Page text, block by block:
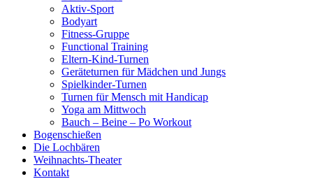
Aktiv-Sport
Bodyart
Fitness-Gruppe
Functional Training
Eltern-Kind-Turnen
Geräteturnen für Mädchen und Jungs
Spielkinder-Turnen
Turnen für Mensch mit Handicap
Yoga am Mittwoch
Bauch – Beine – Po Workout
Bogenschießen
Die Lochbären
Weihnachts-Theater
Kontakt